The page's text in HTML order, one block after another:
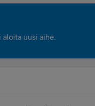
aloita uusi aihe.